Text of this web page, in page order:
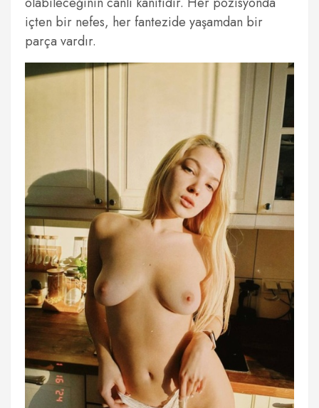
içten bir nefes, her fantezide yaşamdan bir
parça vardır.